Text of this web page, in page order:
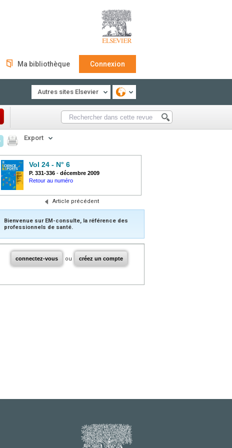
Ma bibliothèque Connexion
Autres sites Elsevier
Export
Vol 24 - N° 6
P. 331-336 - décembre 2009
Retour au numéro
Article précédent
Bienvenue sur EM-consulte, la référence des
professionnels de santé.
connectez-vous ou créez un compte